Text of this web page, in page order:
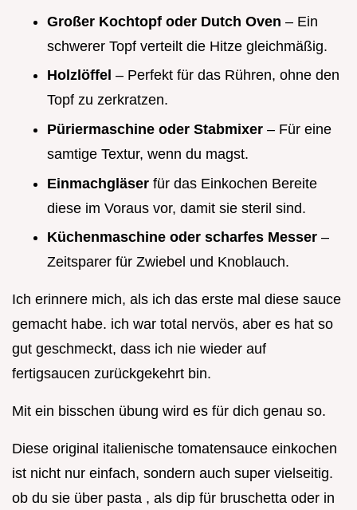
Großer Kochtopf oder Dutch Oven – Ein
schwerer Topf verteilt die Hitze gleichmäßig.
Holzlöffel – Perfekt für das Rühren, ohne den
Topf zu zerkratzen.
Püriermaschine oder Stabmixer – Für eine
samtige Textur, wenn du magst.
Einmachgläser für das Einkochen Bereite
diese im Voraus vor, damit sie steril sind.
Küchenmaschine oder scharfes Messer –
Zeitsparer für Zwiebel und Knoblauch.
Ich erinnere mich, als ich das erste mal diese sauce
gemacht habe. ich war total nervös, aber es hat so
gut geschmeckt, dass ich nie wieder auf
fertigsaucen zurückgekehrt bin.
Mit ein bisschen übung wird es für dich genau so.
Diese original italienische tomatensauce einkochen
ist nicht nur einfach, sondern auch super vielseitig.
ob du sie über pasta , als dip für bruschetta oder in